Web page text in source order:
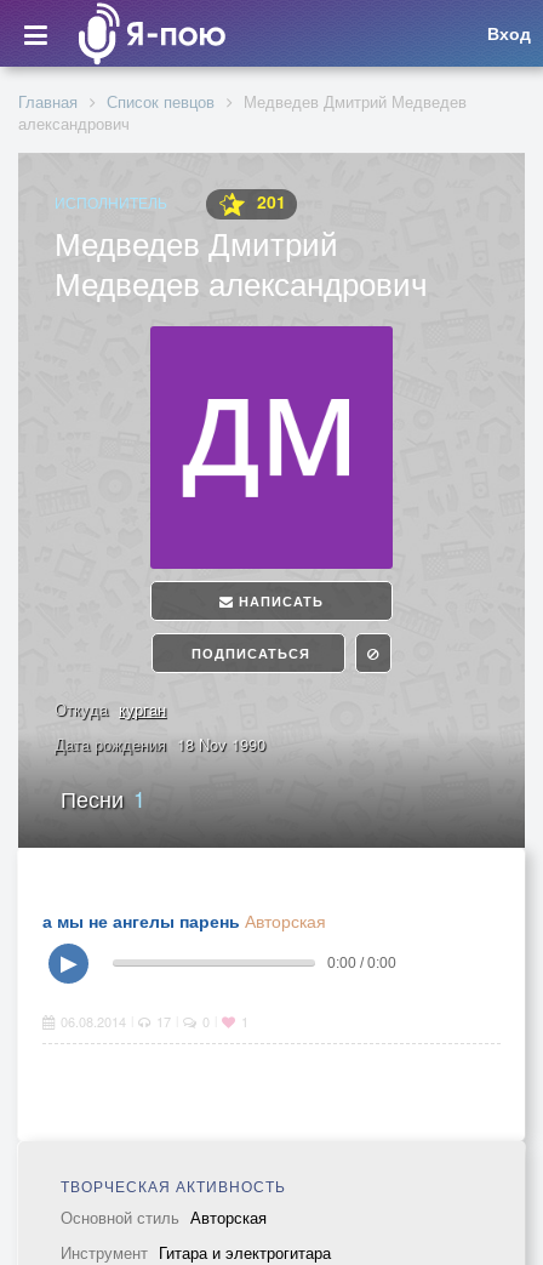
Вход
Главная Список певцов
Медведев Дмитрий Медведев
александрович
ИСПОЛНИТЕЛЬ 201
Медведев Дмитрий
Медведев александрович
НАПИСАТЬ
ПОДПИСАТЬСЯ
Откуда курган
Дата рождения 18 Nov 1990
Песни 1
а мы не ангелы парень Авторская
▶
0:00 / 0:00
06.08.2014 17 0 1
ТВОРЧЕСКАЯ АКТИВНОСТЬ
Основной стиль Авторская
Инструмент Гитара и электрогитара